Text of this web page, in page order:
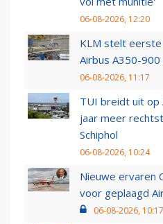
06-08-2026, 12:20
KLM stelt
Airbus A350-900
06-08-2026, 11:17
TUI breidt uit op
jaar meer
Schiphol
06-08-2026, 10:24
Nieuwe ervaren
voor geplaagd
06-08-2026, 10:17